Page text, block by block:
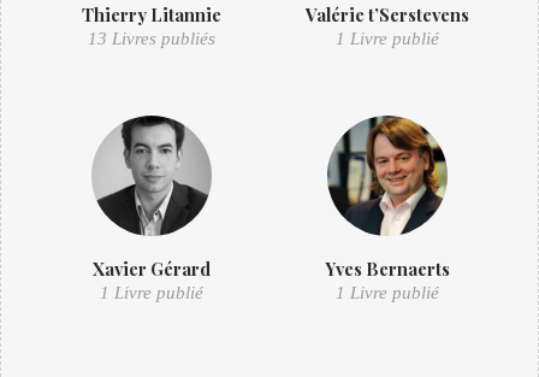
Thierry Litannie
13 Livres publiés
Valérie t’Serstevens
1 Livre publié
Xavier Gérard
1 Livre publié
Yves Bernaerts
1 Livre publié